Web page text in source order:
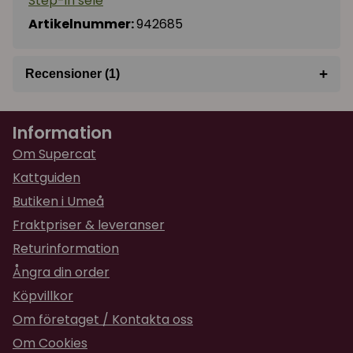
kroppstyper på katter, därför kan ibland en katt
som väger 5 kg behöva t ex storlek 1,5.
Artikelnummer:942685
Recensioner (1) +
Isabella
för 3 år sedan
★★★★★
Bra passform, känns ganska rymningsäker.
Information
Om Supercat
Kattguiden
Butiken i Umeå
Fraktpriser & leveranser
Returinformation
Ångra din order
Köpvillkor
Om företaget / Kontakta oss
Om Cookies